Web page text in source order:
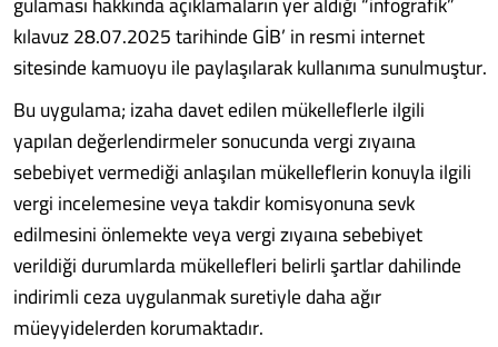
kılavuz 28.07.2025 tarihinde GİB’ in res­mi internet
sitesinde kamuoyu ile paylaşılarak kullanıma sunul­muştur.
Bu uygulama; izaha davet edi­len mükelleflerle ilgili
yapılan değerlendirmeler sonucunda vergi zıyaına
sebebiyet verme­diği anlaşılan mükelleflerin ko­nuyla ilgili
vergi incelemesine veya takdir komisyonuna sevk
edilmesini önlemekte veya ver­gi zıyaına sebebiyet
verildiği du­rumlarda mükellefleri belirli şartlar dahilinde
indirimli ceza uygulanmak suretiyle daha ağır
müeyyidelerden korumaktadır.